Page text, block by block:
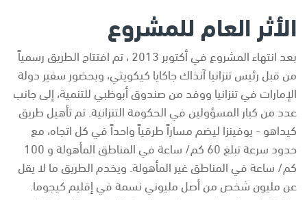
الأثر العام للمشروع
بعد انتهاء المشروع في أكتوبر 2013 ، تم افتتاح الطريق رسمياً
من قبل رئيس تنزانيا آنذاك جاكايا كيكويتي، وبحضور سفير دولة
الإمارات في تنزانيا ووفد من صندوق أبوظبي للتنمية، إلى جانب
عدد من كبار المسؤولين في الحكومة التنزانية. تم تأهيل طريق
كيداهو - يوفينزا ليضم مساراً طرقياً واحداً في كل اتجاه، مع
حدود سرعة تبلغ 60 كم/ ساعة في المناطق المأهولة و 100
كم/ ساعة في المناطق غير المأهولة. ويخدم الطريق ما لا يقل
عن مليون شخص من أصل مليوني نسمة في إقليم كيجوما.